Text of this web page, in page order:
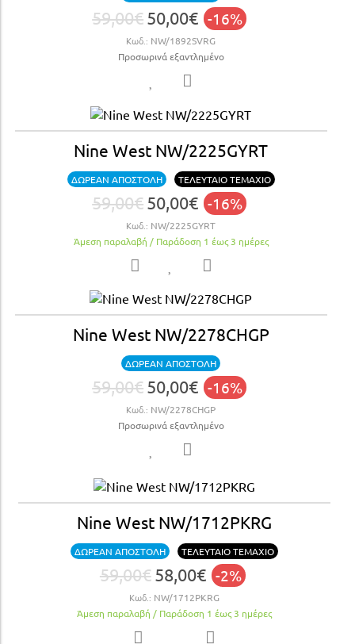
59,00€50,00€ -16%
Κωδ.: NW/1892SVRG
Προσωρινά εξαντλημένο
Nine West NW/2225GYRT
ΔΩΡΕΑΝ ΑΠΟΣΤΟΛΗ ΤΕΛΕΥΤΑΙΟ ΤΕΜΑΧΙΟ
59,00€50,00€ -16%
Κωδ.: NW/2225GYRT
Άμεση παραλαβή / Παράδoση 1 έως 3 ημέρες
Nine West NW/2278CHGP
ΔΩΡΕΑΝ ΑΠΟΣΤΟΛΗ
59,00€50,00€ -16%
Κωδ.: NW/2278CHGP
Προσωρινά εξαντλημένο
Nine West NW/1712PKRG
ΔΩΡΕΑΝ ΑΠΟΣΤΟΛΗ ΤΕΛΕΥΤΑΙΟ ΤΕΜΑΧΙΟ
59,00€58,00€ -2%
Κωδ.: NW/1712PKRG
Άμεση παραλαβή / Παράδoση 1 έως 3 ημέρες